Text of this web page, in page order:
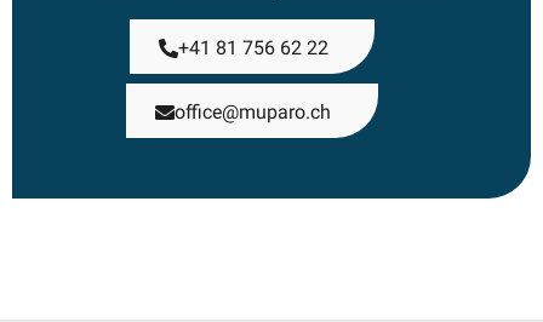
+41 81 756 62 22
office@muparo.ch